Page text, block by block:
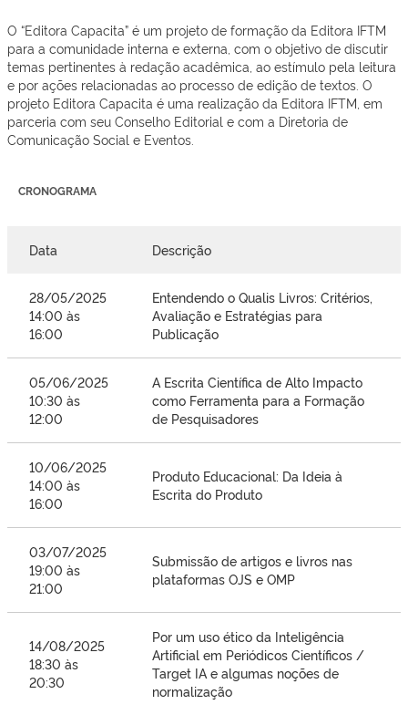
O “Editora Capacita” é um projeto de formação da Editora IFTM
para a comunidade interna e externa, com o objetivo de discutir
temas pertinentes à redação acadêmica, ao estímulo pela leitura
e por ações relacionadas ao processo de edição de textos. O
projeto Editora Capacita é uma realização da Editora IFTM, em
parceria com seu Conselho Editorial e com a Diretoria de
Comunicação Social e Eventos.
CRONOGRAMA
Data Descrição
28/05/2025
14:00 às
16:00
Entendendo o Qualis Livros: Critérios,
Avaliação e Estratégias para
Publicação
05/06/2025
10:30 às
12:00
A Escrita Científica de Alto Impacto
como Ferramenta para a Formação
de Pesquisadores
10/06/2025
14:00 às
16:00
Produto Educacional: Da Ideia à
Escrita do Produto
03/07/2025
19:00 às
21:00
Submissão de artigos e livros nas
plataformas OJS e OMP
14/08/2025
18:30 às
20:30
Por um uso ético da Inteligência
Artificial em Periódicos Científicos /
Target IA e algumas noções de
normalização